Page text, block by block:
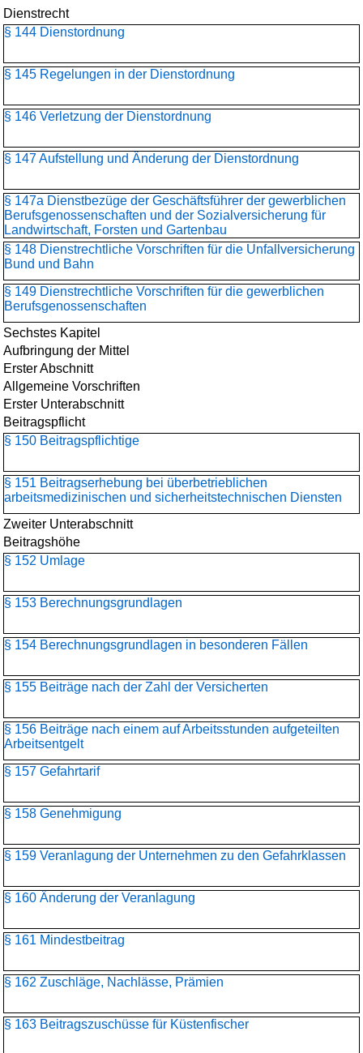
Dienstrecht
§ 144 Dienstordnung
§ 145 Regelungen in der Dienstordnung
§ 146 Verletzung der Dienstordnung
§ 147 Aufstellung und Änderung der Dienstordnung
§ 147a Dienstbezüge der Geschäftsführer der gewerblichen
Berufsgenossenschaften und der Sozialversicherung für
Landwirtschaft, Forsten und Gartenbau
§ 148 Dienstrechtliche Vorschriften für die Unfallversicherung
Bund und Bahn
§ 149 Dienstrechtliche Vorschriften für die gewerblichen
Berufsgenossenschaften
Sechstes Kapitel
Aufbringung der Mittel
Erster Abschnitt
Allgemeine Vorschriften
Erster Unterabschnitt
Beitragspflicht
§ 150 Beitragspflichtige
§ 151 Beitragserhebung bei überbetrieblichen
arbeitsmedizinischen und sicherheitstechnischen Diensten
Zweiter Unterabschnitt
Beitragshöhe
§ 152 Umlage
§ 153 Berechnungsgrundlagen
§ 154 Berechnungsgrundlagen in besonderen Fällen
§ 155 Beiträge nach der Zahl der Versicherten
§ 156 Beiträge nach einem auf Arbeitsstunden aufgeteilten
Arbeitsentgelt
§ 157 Gefahrtarif
§ 158 Genehmigung
§ 159 Veranlagung der Unternehmen zu den Gefahrklassen
§ 160 Änderung der Veranlagung
§ 161 Mindestbeitrag
§ 162 Zuschläge, Nachlässe, Prämien
§ 163 Beitragszuschüsse für Küstenfischer